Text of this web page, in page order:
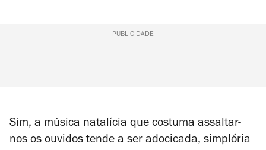
PUBLICIDADE
Sim, a música natalícia que costuma assaltar-
nos os ouvidos tende a ser adocicada, simplória